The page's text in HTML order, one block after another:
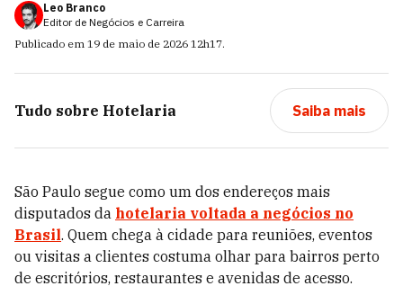
Leo Branco
Editor de Negócios e Carreira
Publicado em 19 de maio de 2026 12h17.
Tudo sobre Hotelaria Saiba mais
São Paulo segue como um dos endereços mais
disputados da hotelaria voltada a negócios no
Brasil. Quem chega à cidade para reuniões, eventos
ou visitas a clientes costuma olhar para bairros perto
de escritórios, restaurantes e avenidas de acesso.